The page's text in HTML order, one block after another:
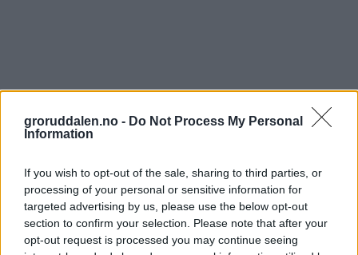
groruddalen.no - Do Not Process My Personal
Information
If you wish to opt-out of the sale, sharing to third parties, or
processing of your personal or sensitive information for
targeted advertising by us, please use the below opt-out
section to confirm your selection. Please note that after your
opt-out request is processed you may continue seeing